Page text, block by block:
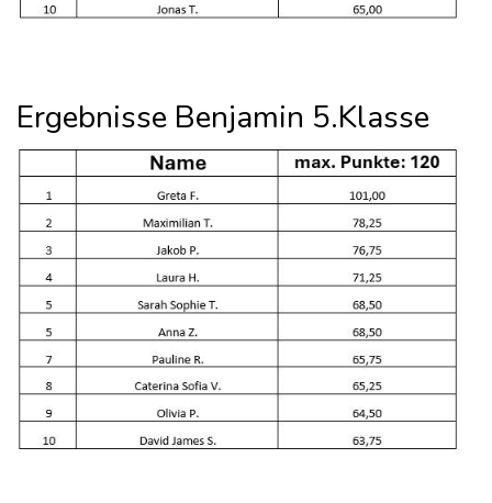
Ergebnisse Benjamin 5.Klasse